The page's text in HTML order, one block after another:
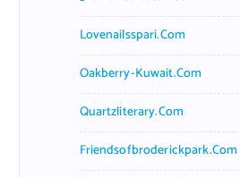
Lovenailsspari.com
Oakberry-Kuwait.com
Quartzliterary.com
Friendsofbroderickpark.com